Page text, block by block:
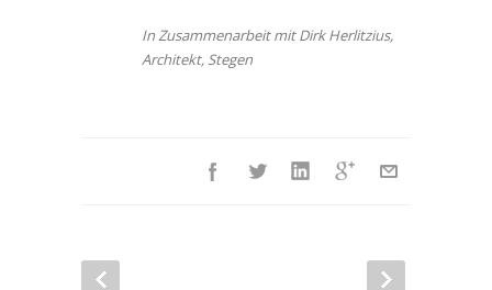
In Zusammenarbeit mit Dirk Herlitzius,
Architekt, Stegen